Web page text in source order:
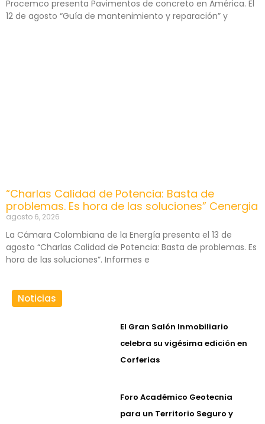
Procemco presenta Pavimentos de concreto en América. El
12 de agosto “Guía de mantenimiento y reparación” y
“Charlas Calidad de Potencia: Basta de
problemas. Es hora de las soluciones” Cenergia
agosto 6, 2026
La Cámara Colombiana de la Energía presenta el 13 de
agosto “Charlas Calidad de Potencia: Basta de problemas. Es
hora de las soluciones”. Informes e
Noticias
El Gran Salón Inmobiliario
celebra su vigésima edición en
Corferias
Foro Académico Geotecnia
para un Territorio Seguro y